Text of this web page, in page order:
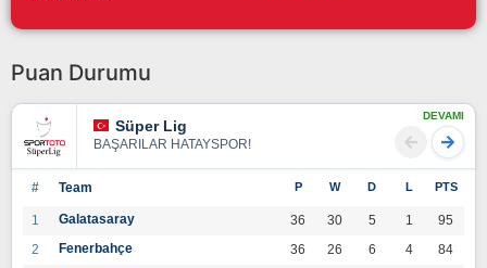
Puan Durumu
Süper Lig
BAŞARILAR HATAYSPOR!
DEVAMI
# Team P W D L PTS
1 Galatasaray 36 30 5 1
95
2
Fenerbahçe 36 26 6 4
84